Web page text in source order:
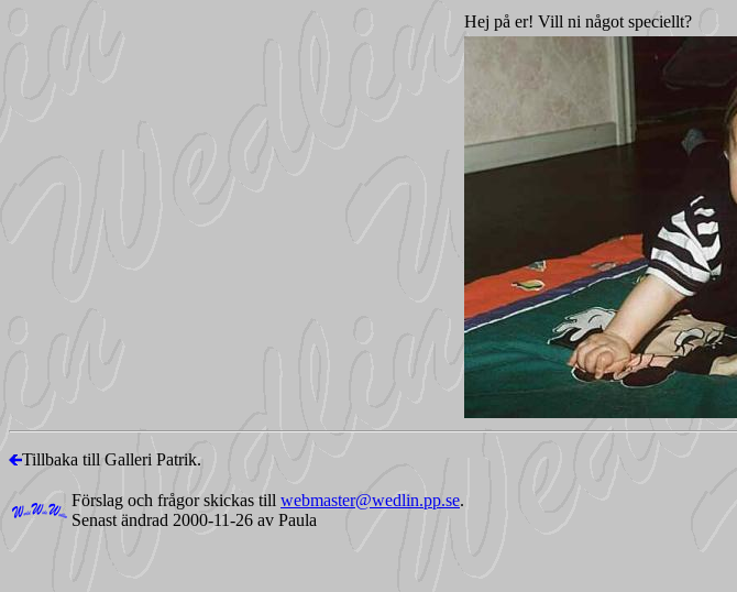
Hej på er! Vill ni något speciellt?
Tillbaka till Galleri Patrik.
Förslag och frågor skickas till webmaster@wedlin.pp.se.
Senast ändrad 2000-11-26 av Paula